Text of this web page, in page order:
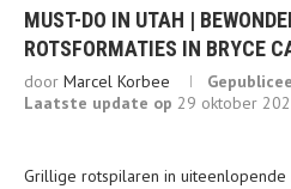
MUST-DO IN UTAH |
ROTSFORMATIES IN BRYCE
door Marcel Korbee
Laatste update op 29 oktober
Grillige rotspilaren in uiteenlopende